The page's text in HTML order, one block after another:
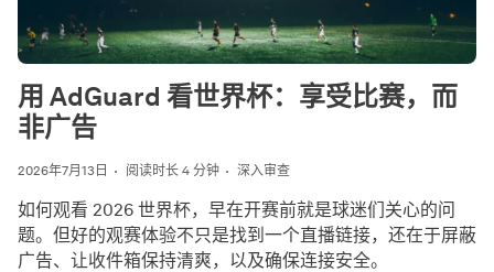
2026年7月13日 阅读时长 4 分钟 深入审查
用 AdGuard 看世界杯：享受比赛，而
非广告
如何观看 2026 世界杯，早在开赛前就是球迷们关心的问
题。但好的观赛体验不只是找到一个直播链接，还在于屏蔽
广告、让收件箱保持清爽，以及确保连接安全。